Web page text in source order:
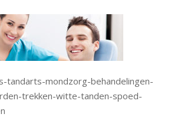
tandarts-mondzorg-behandelingen-
trekken-witte-tanden-spoed-